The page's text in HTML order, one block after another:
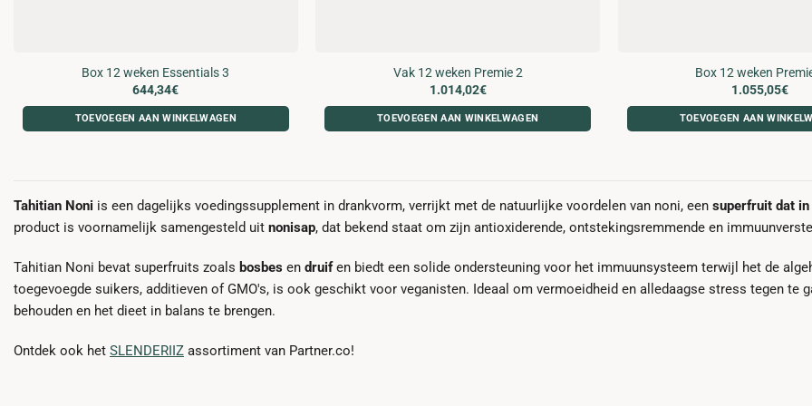
Box 12 weken Essentials 3
644,34€
TOEVOEGEN AAN WINKELWAGEN
Vak 12 weken Premie 2
1.014,02€
TOEVOEGEN AAN WINKELWAGEN
Box 12 weken
1.055,05€
TOEVOEGEN AAN
Tahitian Noni is een dagelijks voedingssupplement in drankvorm, verrijkt met de natuurlijke voordelen van noni, een superfruit dat
product is voornamelijk samengesteld uit nonisap, dat bekend staat om zijn antioxiderende, ontstekingsremmende en
Tahitian Noni bevat superfruits zoals bosbes en druifen biedt een solide ondersteuning voor het immuunsysteem terwijl het de
toegevoegde suikers, additieven of GMO's, is ook geschikt voor veganisten. Ideaal om vermoeidheid en alledaagse stress tegen te
behouden en het dieet in balans te brengen.
Ontdek ook het SLENDERIIZ assortiment van Partner.co!